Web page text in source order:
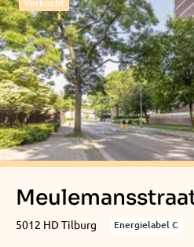
Verkocht
5012 HD Tilburg Energielabel C